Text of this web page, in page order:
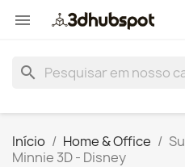

search
Início Home & Office
Minnie 3D - Disney